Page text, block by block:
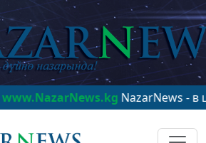
NazarNews - в